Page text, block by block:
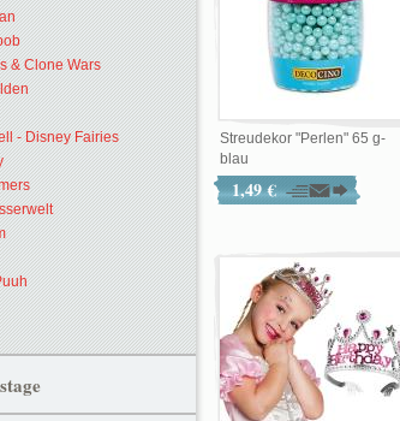
Streudekor "Perlen" 65 g-
blau
1,49 €
& Clone Wars
- Disney Fairies